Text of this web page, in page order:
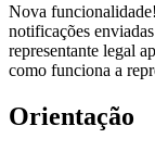
Nova
notificações
representante legal
como funciona a
Orientação